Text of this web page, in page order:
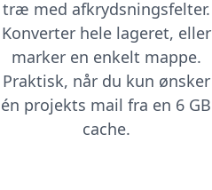
træ med afkrydsningsfelter.
Konverter hele lageret, eller
marker en enkelt mappe.
Praktisk, når du kun ønsker
én projekts mail fra en 6 GB
cache.